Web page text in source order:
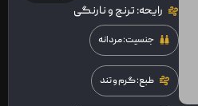
رایحه: ترنج و نارنگی
جنسیت: مردانه
طبع: گرم و تند